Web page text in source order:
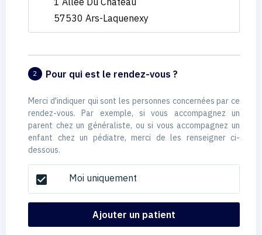
57530 Ars-Laquenexy
2 Pour qui est le rendez-vous ?
Merci d'indiquer qui sont les personnes concernées par ce
rendez-vous. Par exemple, si vous accompagnez un
parent chez un généraliste, ou si vous accompagnez un
enfant chez un pédiatre, merci de les renseigner ci-
dessous.
check_box Moi uniquement
Ajouter un patient